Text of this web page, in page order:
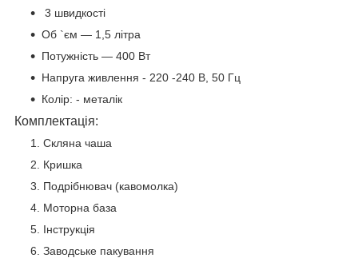
3 швидкості
Об `єм — 1,5 літра
Потужність — 400 Вт
Напруга живлення - 220 -240 В, 50 Гц
Колір: - металік
Комплектація:
Скляна чаша
Кришка
Подрібнювач (кавомолка)
Моторна база
Інструкція
Заводське пакування